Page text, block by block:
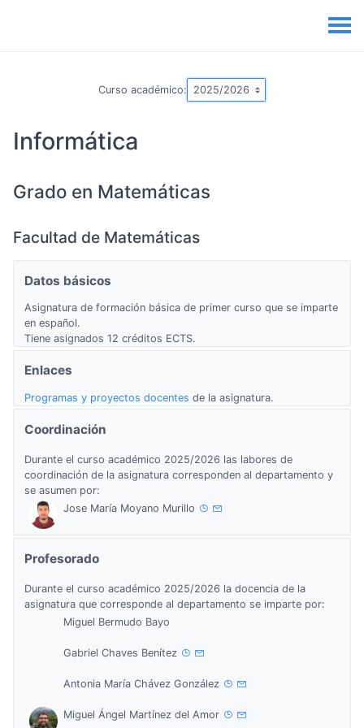
Curso académico:
Informática
Grado en Matemáticas
Facultad de Matemáticas
Datos básicos
Asignatura de formación básica de primer curso que se imparte
en español.
Tiene asignados 12 créditos ECTS.
Enlaces
Programas y proyectos docentes de la asignatura.
Coordinación
Durante el curso académico 2025/2026 las labores de
coordinación de la asignatura corresponden al departamento y
se asumen por:
Jose María Moyano Murillo
Profesorado
Durante el curso académico 2025/2026 la docencia de la
asignatura que corresponde al departamento se imparte por:
Miguel Bermudo Bayo
Gabriel Chaves Benítez
Antonia María Chávez González
Miguel Ángel Martínez del Amor